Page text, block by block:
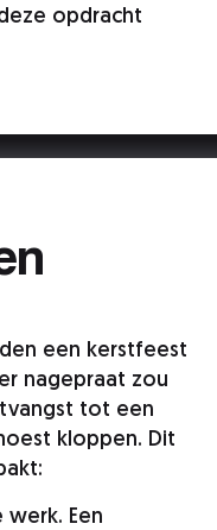
opdracht
een kerstfeest
nagepraat zou
tot een
kloppen. Dit
werk. Een